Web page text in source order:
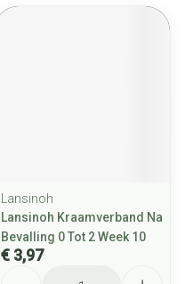
Lansinoh
Lansinoh Kraamverband Na
Bevalling 0 Tot 2 Week 10
€ 3,97